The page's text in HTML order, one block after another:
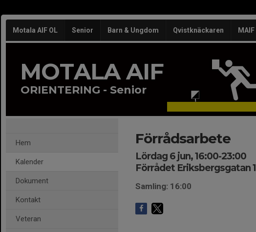
Motala AIF OL Senior Barn & Ungdom Qvistknäckaren MAIF
MOTALA AIF
ORIENTERING - Senior
Hem
Kalender
Dokument
Kontakt
Veteran
Förrådsarbete
Lördag 6 jun, 16:00-23:00
Förrådet Eriksbergsgatan 1
Samling: 16:00